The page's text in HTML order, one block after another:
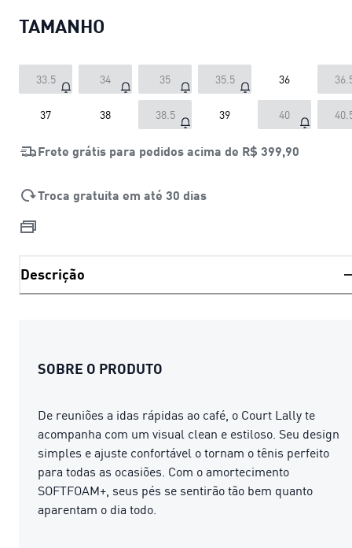
TAMANHO
33.5 34 35 35.5 36
37 38 38.5 39 40
Frete grátis para pedidos acima de R$ 399,90
Troca gratuita em até 30 dias
Descrição
SOBRE O PRODUTO
De reuniões a idas rápidas ao café, o Court Lally te
acompanha com um visual clean e estiloso. Seu design
simples e ajuste confortável o tornam o tênis perfeito
para todas as ocasiões. Com o amortecimento
SOFTFOAM+, seus pés se sentirão tão bem quanto
aparentam o dia todo.